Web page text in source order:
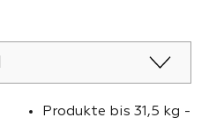
Produkte bis 31,5 kg -